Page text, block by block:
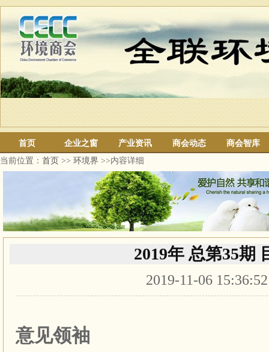
首页 企业之窗 产业资讯 商会动态
商会智库
当前位置： 首页 >> 环境界 >>内容详细
2019年 总第35期
2019-11-06
意见领袖